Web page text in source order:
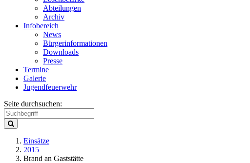
Abteilungen
Archiv
Infobereich
News
Bürgerinformationen
Downloads
Presse
Termine
Galerie
Jugendfeuerwehr
Seite durchsuchen:
Einsätze
2015
Brand an Gaststätte